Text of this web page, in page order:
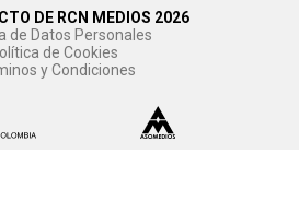
DE RCN MEDIOS 2026
de Datos Personales
de Cookies
y Condiciones